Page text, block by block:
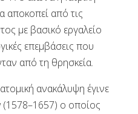
αποκοπεί από τις
με βασικό εργαλείο
επεμβάσεις που
από τη θρησκεία.
ανακάλυψη έγινε
ο οποίος